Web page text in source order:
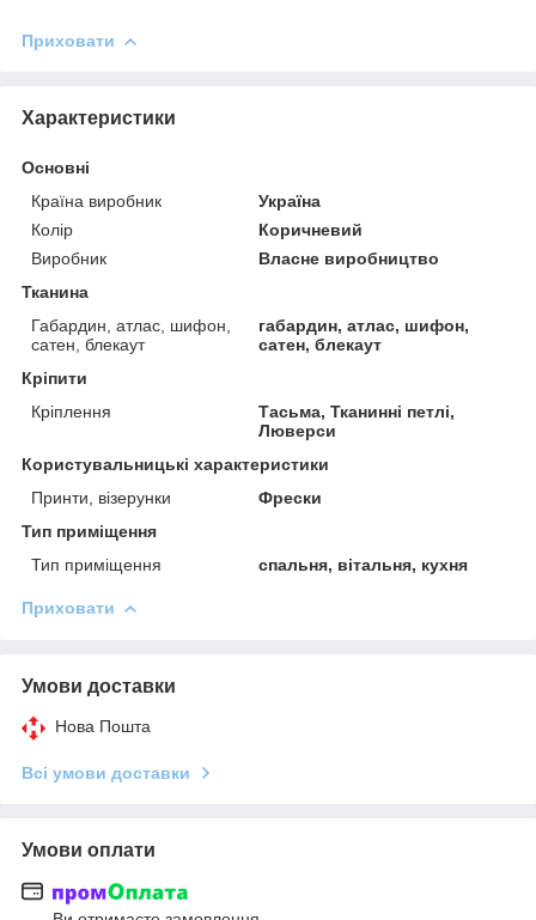
Приховати
Характеристики
Основні
Країна виробник
Україна
Колір
Коричневий
Виробник
Власне виробництво
Тканина
Габардин, атлас, шифон,
сатен, блекаут
габардин, атлас, шифон,
сатен, блекаут
Кріпити
Кріплення
Тасьма, Тканинні петлі,
Люверси
Користувальницькі характеристики
Принти, візерунки
Фрески
Тип приміщення
Тип приміщення
спальня, вітальня, кухня
Приховати
Умови доставки
Нова Пошта
Всі умови доставки
Умови оплати